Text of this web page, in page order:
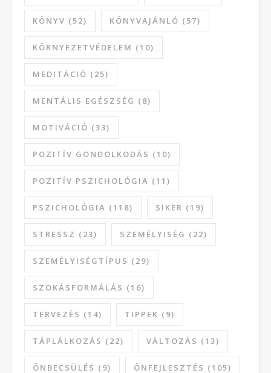
KÖNYV (52) KÖNYVAJÁNLÓ (57)
KÖRNYEZETVÉDELEM (10)
MEDITÁCIÓ (25)
MENTÁLIS EGÉSZSÉG (8)
MOTIVÁCIÓ (33)
POZITÍV GONDOLKODÁS (10)
POZITÍV PSZICHOLÓGIA (11)
PSZICHOLÓGIA (118) SIKER (19)
STRESSZ (23) SZEMÉLYISÉG (22)
SZEMÉLYISÉGTÍPUS (29)
SZOKÁSFORMÁLÁS (16)
TERVEZÉS (14) TIPPEK (9)
TÁPLÁLKOZÁS (22) VÁLTOZÁS (13)
ÖNBECSÜLÉS (9) ÖNFEJLESZTÉS (105)